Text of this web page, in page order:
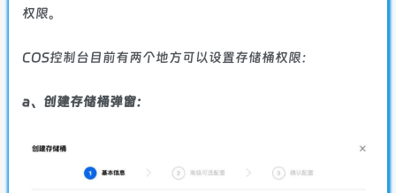
权限。
COS控制台目前有两个地方可以设置存储桶权限：
a、创建存储桶弹窗：